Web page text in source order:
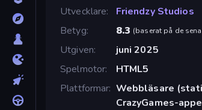
Utvecklare
Friendzy Studios
Betyg
8.3 (baserat på de
Utgiven
juni 2025
Spelmotor
HTML5
Plattformar Webbläsare
CrazyGames-